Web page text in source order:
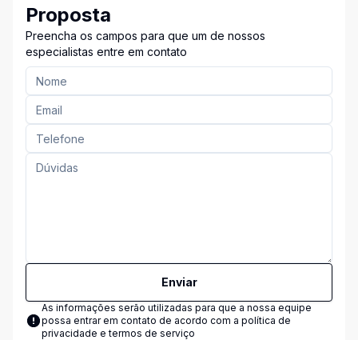
Proposta
Preencha os campos para que um de nossos
especialistas entre em contato
Enviar
As informações serão utilizadas para que a nossa equipe
possa entrar em contato de acordo com a política de
privacidade e termos de serviço